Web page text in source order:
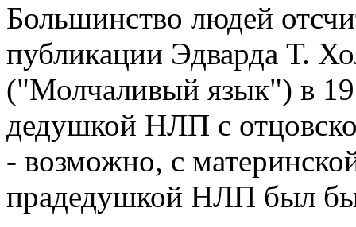
Большинство людей
публикации Эдварда Т.
("Молчаливый язык") в
дедушкой НЛП с
- возможно, с
прадедушкой НЛП был